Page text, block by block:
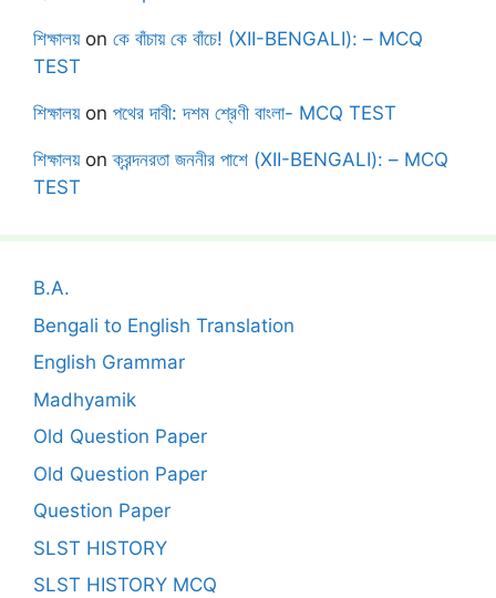
শিক্ষালয়on কে বাঁচায় কে বাঁচে! (XII-BENGALI): – MCQ
TEST
শিক্ষালয়on পথের দাবী: দশম শ্রেণী বাংলা- MCQ TEST
শিক্ষালয়onক্রন্দনরতা জননীর পাশে (XII-BENGALI): – MCQ
TEST
B.A.
Bengali to English Translation
English Grammar
Madhyamik
Old Question Paper
Old Question Paper
Question Paper
SLST HISTORY
SLST HISTORY MCQ